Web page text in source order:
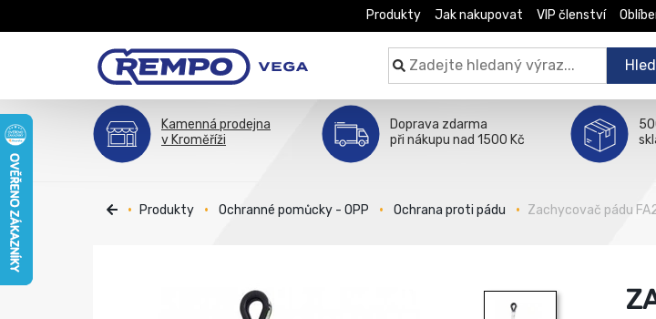
Produkty Jak nakupovat VIP členství
Kamenná prodejna
v Kroměříži
Doprava zdarma
při nákupu nad 1500 Kč
Produkty Ochranné pomůcky - OPP Ochrana proti pádu Zachycovač pádu